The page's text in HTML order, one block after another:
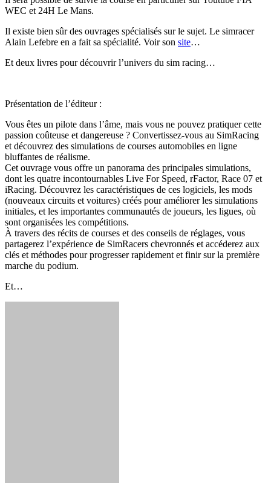
WEC et 24H Le Mans.
Il existe bien sûr des ouvrages spécialisés sur le sujet. Le simracer
Alain Lefebre en a fait sa spécialité. Voir son site…
Et deux livres pour découvrir l’univers du sim racing…
Présentation de l’éditeur :
Vous êtes un pilote dans l’âme, mais vous ne pouvez pratiquer cette
passion coûteuse et dangereuse ? Convertissez-vous au SimRacing
et découvrez des simulations de courses automobiles en ligne
bluffantes de réalisme.
Cet ouvrage vous offre un panorama des principales simulations,
dont les quatre incontournables Live For Speed, rFactor, Race 07 et
iRacing. Découvrez les caractéristiques de ces logiciels, les mods
(nouveaux circuits et voitures) créés pour améliorer les simulations
initiales, et les importantes communautés de joueurs, les ligues, où
sont organisées les compétitions.
À travers des récits de courses et des conseils de réglages, vous
partagerez l’expérience de SimRacers chevronnés et accéderez aux
clés et méthodes pour progresser rapidement et finir sur la première
marche du podium.
Et…